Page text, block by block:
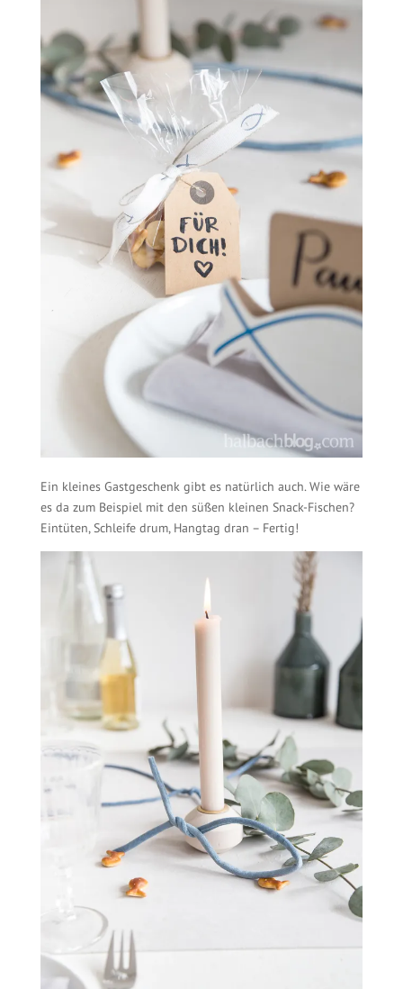
Ein kleines Gastgeschenk gibt es natürlich auch. Wie wäre
es da zum Beispiel mit den süßen kleinen Snack-Fischen?
Eintüten, Schleife drum, Hangtag dran – Fertig!